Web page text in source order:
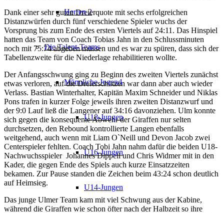
Herren 2
Die Talent-Teams
Männliche Jugend
U18-Jungen
U16-Jungen
U14-Jungen
Dank einer sehr guten Dreierquote mit sechs erfolgreichen
Distanzwürfen durch fünf verschiedene Spieler wuchs der
Vorsprung bis zum Ende des ersten Viertels auf 24:11. Das Hinspiel
hatten das Team von Coach Tobias Jahn in den Schlussminuten
noch mit 75:74 abgeben müssen und es war zu spüren, dass sich der
Tabellenzweite für die Niederlage rehabilitieren wollte.
Der Anfangsschwung ging zu Beginn des zweiten Viertels zunächst
etwas verloren, auf die Dreierschützen war dann aber auch wieder
Verlass. Bastian Winterhalter, Kapitän Maxim Schneider und Niklas
Pons trafen in kurzer Folge jeweils ihren zweiten Distanzwurf und
der 9:0 Lauf ließ die Langener auf 34:16 davonziehen. Ulm konnte
sich gegen die konsequenteAbwehr der Giraffen nur selten
durchsetzen, den Rebound kontrollierte Langen ebenfalls
weitgehend, auch wenn mit Liam O`Neill und Devon Jacob zwei
Centerspieler fehlten. Coach Tobi Jahn nahm dafür die beiden U18-
Nachwuchsspieler JohannesDippellund Chris Widmer mit in den
Kader, die gegen Ende des Spiels auch kurze Einsatzzeiten
bekamen. Zur Pause standen die Zeichen beim 43:24 schon deutlich
auf Heimsieg.
Das junge Ulmer Team kam mit viel Schwung aus der Kabine,
während die Giraffen wie schon öfter nach der Halbzeit so ihre